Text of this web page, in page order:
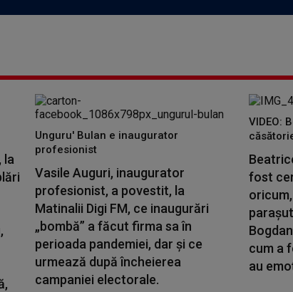
la
Unguru' Bulan e inaugurator
profesionist
Vasile Auguri, inaugurator
profesionist, a povestit, la
Matinalii Digi FM, ce inaugurări
„bombă” a făcut firma sa în
perioada pandemiei, dar și ce
urmează după încheierea
campaniei electorale.
VIDEO:
fost
cum a
au